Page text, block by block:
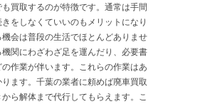
買取するのが特徴です。通常は手間
をしなくていいのもメリットになり
会は普段の生活でほとんどありませ
関にわざわざ足を運んだり、必要書
作業が伴います。これらの作業はあ
ます。千葉の業者に頼めば廃車買取
ら解体まで代行してもらえます。こ